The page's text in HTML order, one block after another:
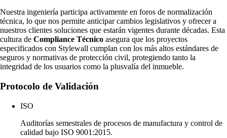
Nuestra ingeniería participa activamente en foros de normalización
técnica, lo que nos permite anticipar cambios legislativos y ofrecer a
nuestros clientes soluciones que estarán vigentes durante décadas. Esta
cultura de Compliance Técnico asegura que los proyectos
especificados con Stylewall cumplan con los más altos estándares de
seguros y normativas de protección civil, protegiendo tanto la
integridad de los usuarios como la plusvalía del inmueble.
Protocolo de Validación
ISO
Auditorías semestrales de procesos de manufactura y control de
calidad bajo ISO 9001:2015.